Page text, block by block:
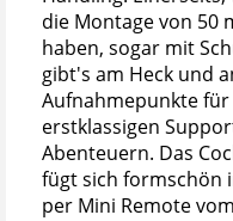
die Montage von 50
haben, sogar mit
gibt's am Heck und
Aufnahmepunkte
erstklassigen
Abenteuern. Das
fügt sich formschön
per Mini Remote